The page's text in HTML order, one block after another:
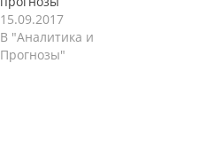
15.09.2017
В "Аналитика и
Прогнозы"